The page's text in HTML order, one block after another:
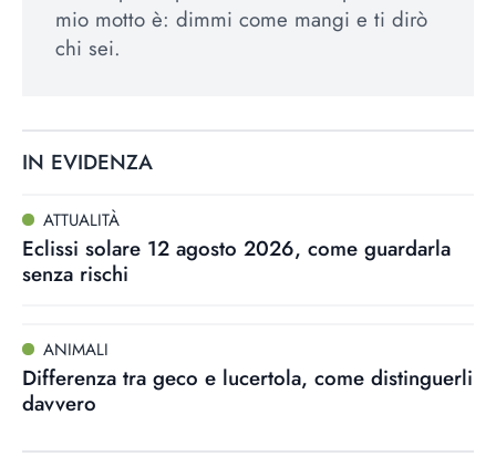
mio motto è: dimmi come mangi e ti dirò
chi sei.
IN EVIDENZA
ATTUALITÀ
Eclissi solare 12 agosto 2026, come guardarla
senza rischi
ANIMALI
Differenza tra geco e lucertola, come distinguerli
davvero